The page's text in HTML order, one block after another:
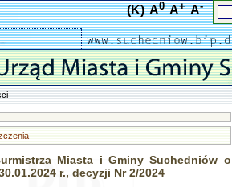
(K) A0 A+ A-
Miasta i Gminy Suchedniów o
r., decyzji Nr 2/2024